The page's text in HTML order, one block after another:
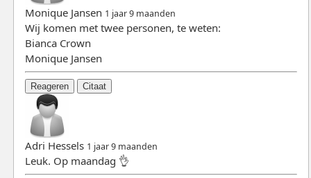
Monique Jansen 1 jaar 9 maanden
Wij komen met twee personen, te weten:
Bianca Crown
Monique Jansen
Reageren Citaat
Adri Hessels 1 jaar 9 maanden
Leuk. Op maandag 👌